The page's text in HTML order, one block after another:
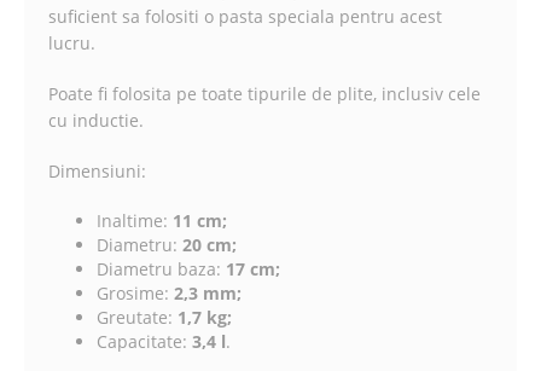
suficient sa folositi o pasta speciala pentru acest
lucru.
Poate fi folosita pe toate tipurile de plite, inclusiv cele
cu inductie.
Dimensiuni:
Inaltime: 11 cm;
Diametru: 20 cm;
Diametru baza: 17 cm;
Grosime: 2,3 mm;
Greutate: 1,7 kg;
Capacitate: 3,4 l.